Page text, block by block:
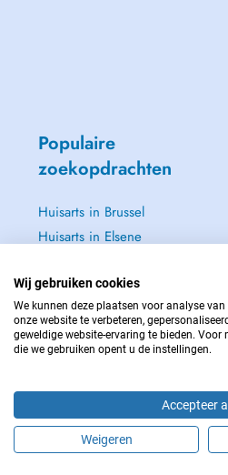
Populaire
zoekopdrachten
Huisarts in Brussel
Huisarts in Elsene
Tandarts in Brussel
Zie alle →
NEEM IN GEVAL VAN NOOD
Copyright © 2026 - DOCTENA BELGIUM
Wij gebruiken cookies
We kunnen deze plaatsen voor analyse
onze website te verbeteren,
geweldige website-ervaring te bieden.
die we gebruiken opent u de instellingen.
Accepteer
Weigeren